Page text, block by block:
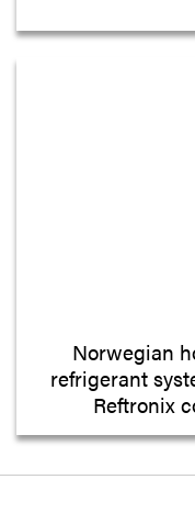
Norwegian
refrigerant
Reftronix